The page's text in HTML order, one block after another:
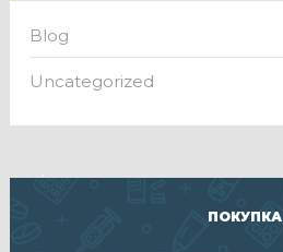
Blog
Uncategorized
ПОКУПКА